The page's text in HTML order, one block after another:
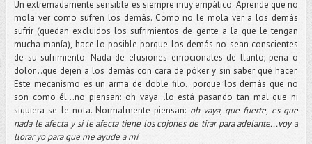
Un extremadamente sensible es siempre muy empático. Aprende que no
mola ver como sufren los demás. Como no le mola ver a los demás
sufrir (quedan excluidos los sufrimientos de gente a la que le tengan
mucha manía), hace lo posible porque los demás no sean conscientes
de su sufrimiento. Nada de efusiones emocionales de llanto, pena o
dolor…que dejen a los demás con cara de póker y sin saber qué hacer.
Este mecanismo es un arma de doble filo...porque los demás que no
son como él...no piensan: oh vaya…lo está pasando tan mal que ni
siquiera se le nota. Normalmente piensan: oh vaya, que fuerte, es que
nada le afecta y si le afecta tiene los cojones de tirar para adelante...voy a
llorar yo para que me ayude a mí.